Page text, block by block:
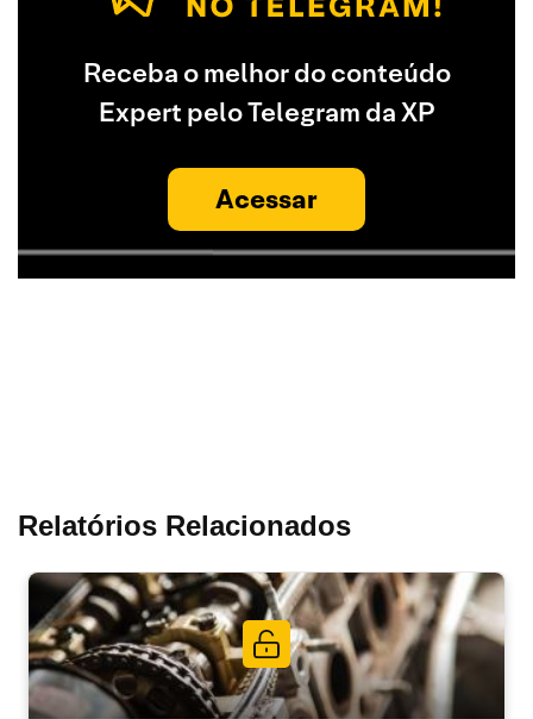
Receba o melhor do conteúdo
Expert pelo Telegram da XP
Acessar
Relatórios Relacionados